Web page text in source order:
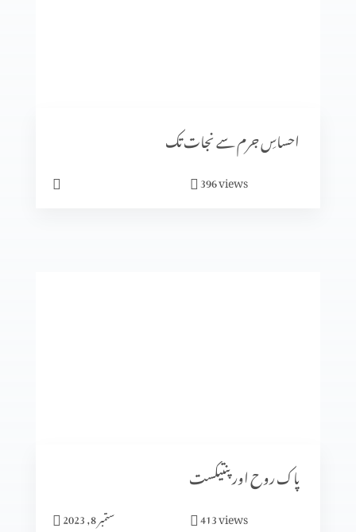
ایمان میں کیسے آگے بڑھیں؟
انبیاء و بزرگ – دانی ایل
احساسِ جرم سے نجات تک
396views
پاک روح اور پنتیکست
ستمبر 8, 2023 413views